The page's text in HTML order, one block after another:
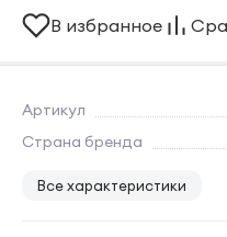
Артикул
Страна бренда
Все характеристики
В избранное